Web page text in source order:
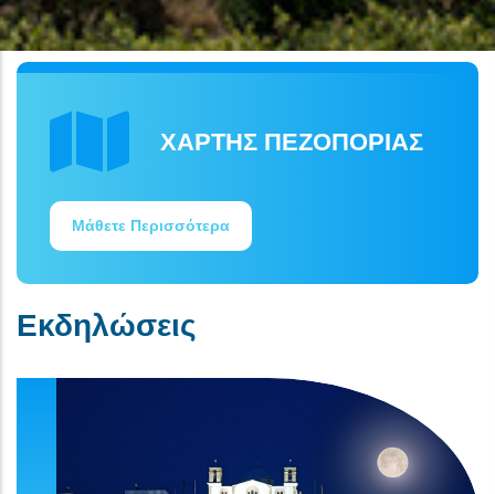
ΧΑΡΤΗΣ ΠΕΖΟΠΟΡΙΑΣ
Μάθετε Περισσότερα
Εκδηλώσεις